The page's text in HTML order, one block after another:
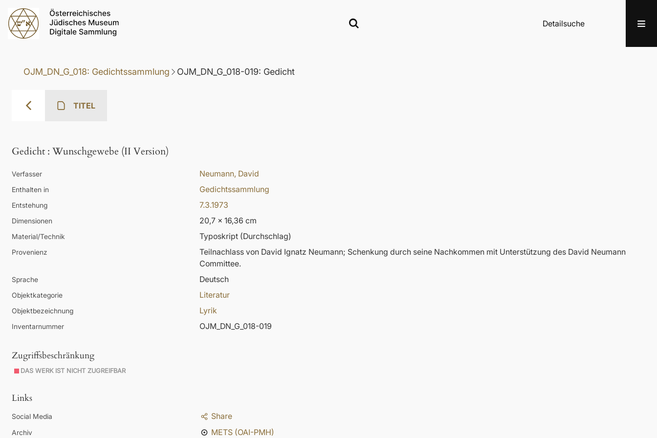
Detailsuche
OJM_DN_G_018: Gedichtssammlung OJM_DN_G_018-019: Gedicht
TITEL
Gedicht : Wunschgewebe (II Version)
Verfasser Neumann, David
Enthalten in Gedichtssammlung
Entstehung 7.3.1973
Dimensionen 20,7 x 16,36 cm
Material/Technik Typoskript (Durchschlag)
Provenienz
Teilnachlass von David Ignatz Neumann; Schenkung durch seine Nachkommen mit Unterstützung des David Neumann
Committee.
Sprache Deutsch
Objektkategorie Literatur
Objektbezeichnung Lyrik
Inventarnummer OJM_DN_G_018-019
Zugriffsbeschränkung
DAS WERK IST NICHT ZUGREIFBAR
Links
Social Media Share
Archiv METS (OAI-PMH)